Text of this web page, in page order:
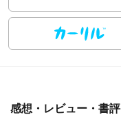
感想・レビュー・書評